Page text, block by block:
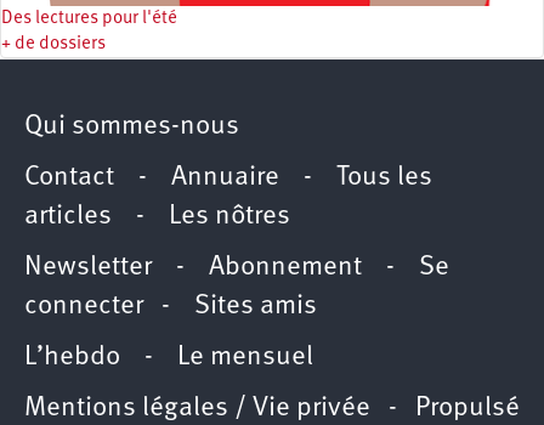
Des lectures pour l'été
+ de dossiers
Qui sommes-nous
Contact - Annuaire -
Tous les
articles - Les nôtres
Newsletter- Abonnement - Se
connecter- Sites amis
L’hebdo - Le mensuel
Mentions légales / Vie privée - Propulsé